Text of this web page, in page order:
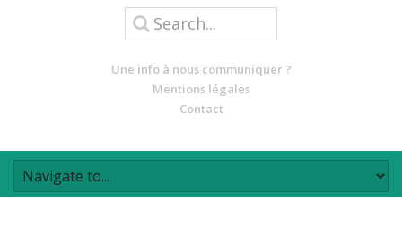
Une info à nous communiquer ?
Mentions légales
Contact